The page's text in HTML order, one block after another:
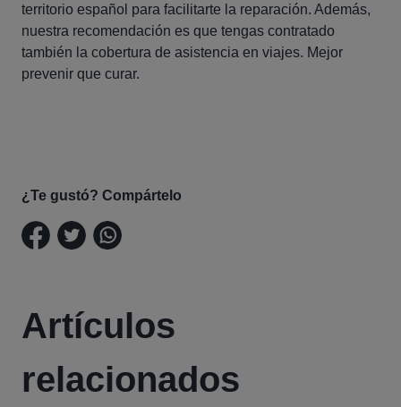
territorio español para facilitarte la reparación. Además,
nuestra recomendación es que tengas contratado
también la cobertura de asistencia en viajes. Mejor
prevenir que curar.
¿Te gustó? Compártelo
Artículos
relacionados